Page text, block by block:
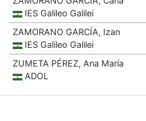
IES Galileo Galilei
ZAMORANO GARCÍA, Izan
IES Galileo Galilei
ZUMETA PÉREZ, Ana María
ADOL